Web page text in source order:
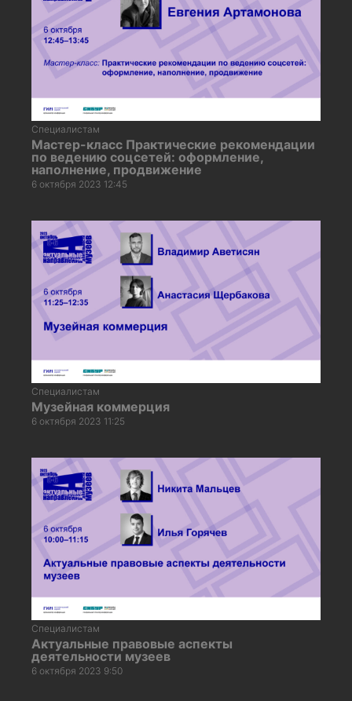
Специалистам
Мастер-класс Практические рекомендации
по ведению соцсетей: оформление,
наполнение, продвижение
6 октября 2023 12:45
Специалистам
Музейная коммерция
6 октября 2023 11:25
Специалистам
Актуальные правовые аспекты
деятельности музеев
6 октября 2023 9:50